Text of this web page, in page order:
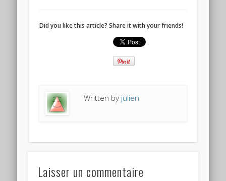
Did you like this article? Share it with your friends!
Written by julien
Laisser un commentaire